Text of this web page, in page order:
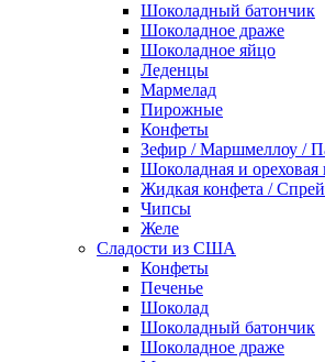
Шоколадный батончик
Шоколадное драже
Шоколадное яйцо
Леденцы
Мармелад
Пирожные
Конфеты
Зефир / Маршмеллоу /
Шоколадная и ореховая
Жидкая конфета /
Чипсы
Желе
Сладости из США
Конфеты
Печенье
Шоколад
Шоколадный батончик
Шоколадное драже